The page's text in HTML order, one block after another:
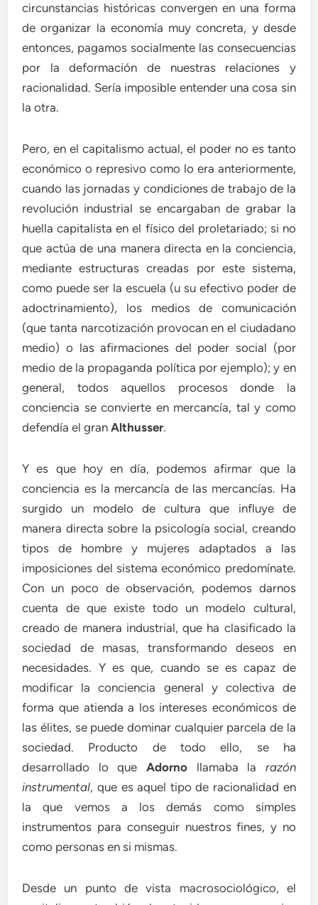
circunstancias históricas convergen en una forma
de organizar la economía muy concreta, y desde
entonces, pagamos socialmente las consecuencias
por la deformación de nuestras relaciones y
racionalidad. Sería imposible entender una cosa sin
la otra.
Pero, en el capitalismo actual, el poder no es tanto
económico o represivo como lo era anteriormente,
cuando las jornadas y condiciones de trabajo de la
revolución industrial se encargaban de grabar la
huella capitalista en el físico del proletariado; si no
que actúa de una manera directa en la conciencia,
mediante estructuras creadas por este sistema,
como puede ser la escuela (u su efectivo poder de
adoctrinamiento), los medios de comunicación
(que tanta narcotización provocan en el ciudadano
medio) o las afirmaciones del poder social (por
medio de la propaganda política por ejemplo); y en
general, todos aquellos procesos donde la
conciencia se convierte en mercancía, tal y como
defendía el granAlthusser.
Y es que hoy en día, podemos afirmar que la
conciencia es la mercancía de las mercancías. Ha
surgido un modelo de cultura que influye de
manera directa sobre la psicología social, creando
tipos de hombre y mujeres adaptados a las
imposiciones del sistema económico predomínate.
Con un poco de observación, podemos darnos
cuenta de que existe todo un modelo cultural,
creado de manera industrial, que ha clasificado la
sociedad de masas, transformando deseos en
necesidades. Y es que, cuando se es capaz de
modificar la conciencia general y colectiva de
forma que atienda a los intereses económicos de
las élites, se puede dominar cualquier parcela de la
sociedad. Producto de todo ello, se ha
desarrollado lo que Adorno llamaba la razón
instrumental, que es aquel tipo de racionalidad en
la que vemos a los demás como simples
instrumentos para conseguir nuestros fines, y no
como personas en si mismas.
Desde un punto de vista macrosociológico, el